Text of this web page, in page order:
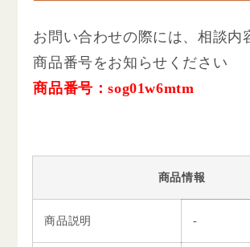
お問い合わせの際には、相談内
商品番号をお知らせください
商品番号：sog01w6mtm
商品情報
商品説明 -